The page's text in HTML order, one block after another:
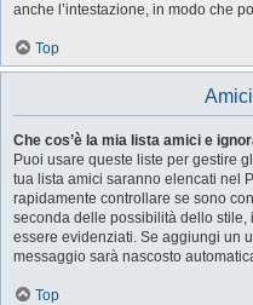
anche l’intestazione, in modo che
Top
Che cos’è la mia lista amici e
Puoi usare queste liste per gestire
tua lista amici saranno elencati nel
rapidamente controllare se sono
seconda delle possibilità dello stile,
essere evidenziati. Se aggiungi un
messaggio sarà nascosto
Top